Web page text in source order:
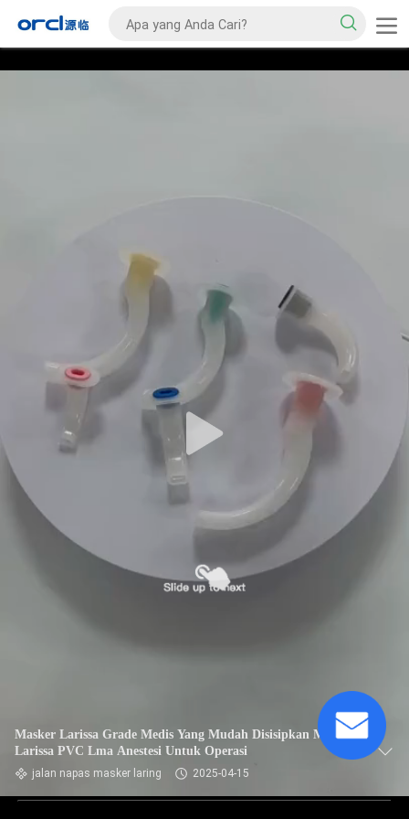
Masker Larissa Grade Medis Yang Mudah Disisipkan Masker
Larissa PVC Lma Anestesi Untuk Operasi
jalan napas masker laring 2025-04-15